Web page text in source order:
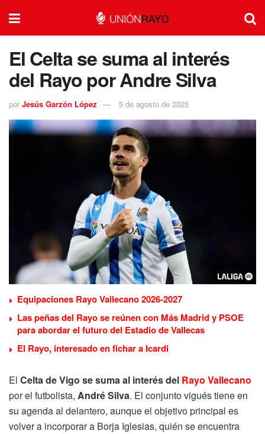
El Celta se suma al interés
del Rayo por Andre Silva
por Jesús Garzón López 5 de agosto de 2025
Equipaciones Rayo Vallecano 2026-2027
Las peñas del Rayo se reúnen con Más Madrid y PSOE
para abordar el futuro del Estadio de Vallecas
El Rayo, interesado en fichar a Icardi
El Celta de Vigo se suma al interés del Rayo Vallecano
por el futbolista, André Silva. El conjunto vigués tiene en
su agenda al delantero, aunque el objetivo principal es
volver a incorporar a Borja Iglesias, quién se encuentra